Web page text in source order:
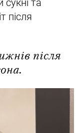
сукні та
після
після